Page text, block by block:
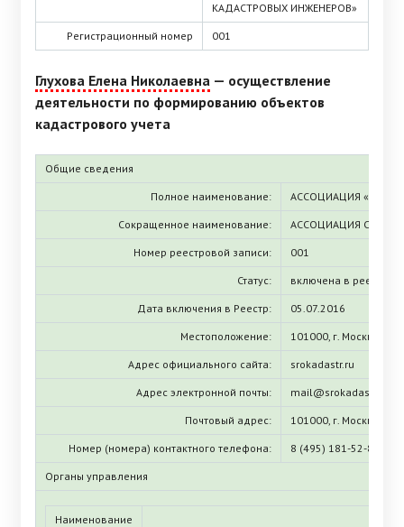
КАДАСТРОВЫХ ИНЖЕНЕРОВ»
Регистрационный номер 001
Глухова Елена Николаевна — осуществление
деятельности по формированию объектов
кадастрового учета
Общие сведения
Полное наименование: АССОЦИАЦИЯ «СОЮЗ
Сокращенное наименование: АССОЦИАЦИЯ СКИ
Номер реестровой записи: 001
Статус: включена в реестр
Дата включения в Реестр: 05.07.2016
Местоположение: 101000, г. Москва,
Адрес официального сайта: srokadastr.ru
Адрес электронной почты: mail@srokadastr.ru
Почтовый адрес: 101000, г. Москва,
Номер (номера) контактного телефона: 8 (495) 181-52-83, 8
Органы управления
Наименование